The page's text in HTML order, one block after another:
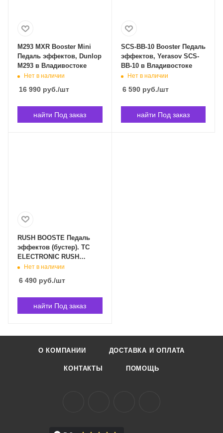
M293 MXR Booster Mini
Педаль эффектов, Dunlop
M293 в Владивостоке
Нет в наличии
16 990 руб./шт
найти Под заказ
SCS-BB-10 Booster Педаль
эффектов, Yerasov SCS-
BB-10 в Владивостоке
Нет в наличии
6 590руб./шт
найти Под заказ
RUSH BOOSTE Педаль
эффектов (бустер). TC
ELECTRONIC RUSH
BOOSTE в Владивостоке
Нет в наличии
6 490 руб./шт
найти Под заказ
О КОМПАНИИ ДОСТАВКА И ОПЛАТА
КОНТАКТЫ ПОМОЩЬ